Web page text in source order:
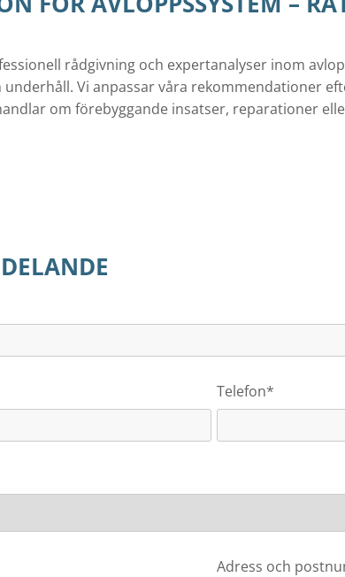
rådgivning och expertanalyser inom
Vi anpassar våra rekommendationer
om förebyggande insatser, reparationer
Telefon*
Adress och